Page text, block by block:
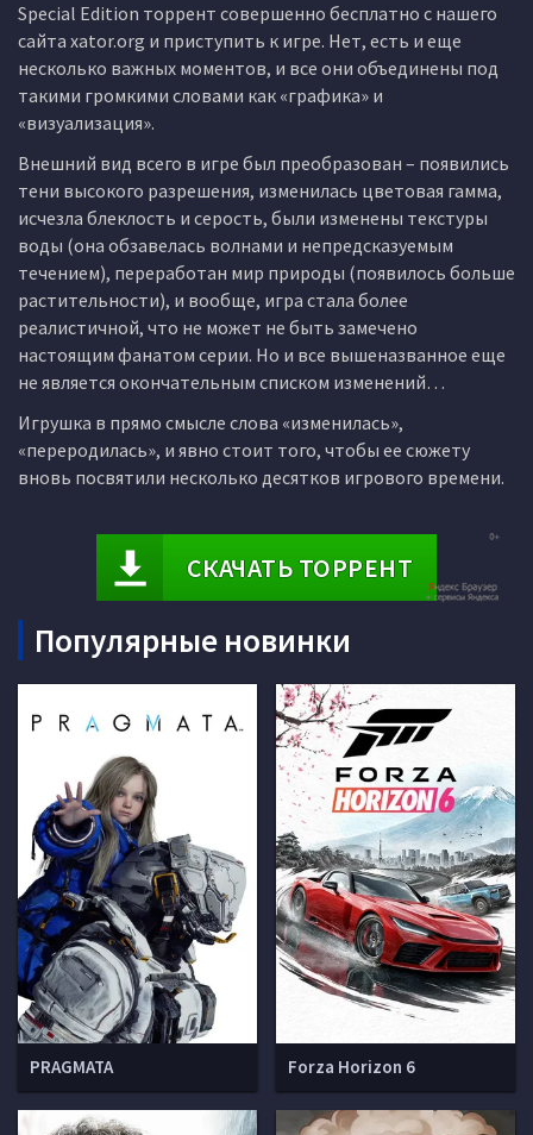
Special Edition торрент совершенно бесплатно с нашего
сайта xator.org и приступить к игре. Нет, есть и еще
несколько важных моментов, и все они объединены под
такими громкими словами как «графика» и
«визуализация».
Внешний вид всего в игре был преобразован – появились
тени высокого разрешения, изменилась цветовая гамма,
исчезла блеклость и серость, были изменены текстуры
воды (она обзавелась волнами и непредсказуемым
течением), переработан мир природы (появилось больше
растительности), и вообще, игра стала более
реалистичной, что не может не быть замечено
настоящим фанатом серии. Но и все вышеназванное еще
не является окончательным списком изменений…
Игрушка в прямо смысле слова «изменилась»,
«переродилась», и явно стоит того, чтобы ее сюжету
вновь посвятили несколько десятков игрового времени.
СКАЧАТЬ ТОРРЕНТ
Популярные новинки
PRAGMATA Forza Horizon 6